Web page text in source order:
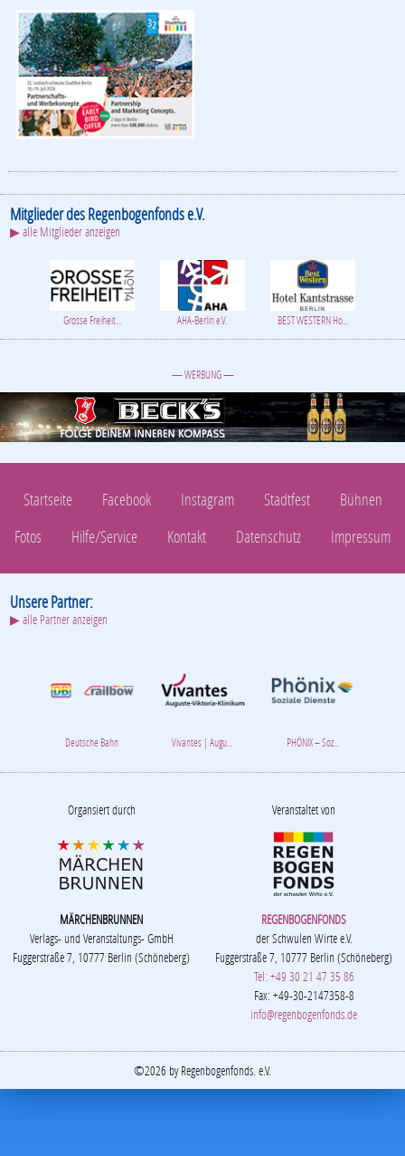
Mitglieder des Regenbogenfonds e.V.
▶ alle Mitglieder anzeigen
Grosse Freiheit... AHA-Berlin e.V. BEST WESTERN Ho...
— WERBUNG —
Startseite Facebook Instagram Stadtfest
Bühnen
Fotos
Hilfe/Service Kontakt Datenschutz Impressum
Unsere Partner:
▶ alle Partner anzeigen
Deutsche Bahn Vivantes | Augu... PHÖNIX – Soz...
Organsiert durch
MÄRCHENBRUNNEN
Verlags- und Veranstaltungs- GmbH
Fuggerstraße 7, 10777 Berlin (Schöneberg)
Veranstaltet von
REGENBOGENFONDS
der Schwulen Wirte e.V.
Fuggerstraße 7, 10777 Berlin (Schöneberg)
Tel: +49 30 21 47 35 86
Fax: +49-30-2147358-8
info@regenbogenfonds.de
©2026 by Regenbogenfonds. e.V.